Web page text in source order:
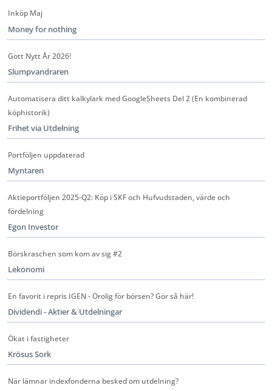
Inköp Maj
Money for nothing
Gott Nytt År 2026!
Slumpvandraren
Automatisera ditt kalkylark med GoogleSheets Del 2 (En kombinerad
köphistorik)
Frihet via Utdelning
Portföljen uppdaterad
Myntaren
Aktieportföljen 2025-Q2: Köp i SKF och Hufvudstaden, värde och
fördelning
Egon Investor
Börskraschen som kom av sig #2
Lekonomi
En favorit i repris IGEN - Orolig för börsen? Gör så här!
Dividendi - Aktier & Utdelningar
Ökat i fastigheter
Krösus Sork
När lämnar indexfonderna besked om utdelning?